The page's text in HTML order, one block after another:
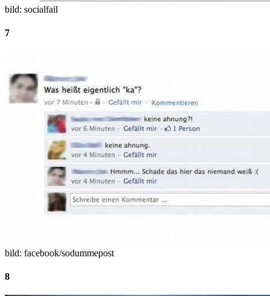
bild: socialfail
7
bild: facebook/sodummepost
8